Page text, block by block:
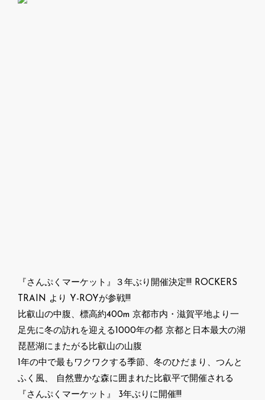
『さんぷくマーケット』３年ぶり開催決定!!! ROCKERS
TRAIN より Y-ROYが参戦!!!
比叡山の中腹、標高約400m 京都市内・滋賀平地より一
足先に冬の訪れを迎える1000年の都 京都と日本最大の湖
琵琶湖にまたがる比叡山の山腹
1年の中で最もワクワクする季節、冬のひだまり、つんと
ふく風、 自然豊かな森に囲まれた比叡平で開催される
『さんぷくマーケット』 3年ぶりに開催!!!